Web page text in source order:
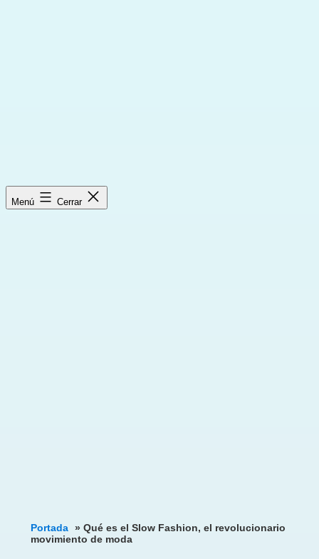
Menú Cerrar
Portada » Qué es el Slow Fashion, el revolucionario
movimiento de moda